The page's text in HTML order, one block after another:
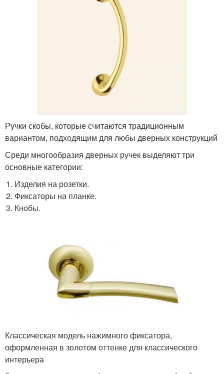
Ручки скобы, которые считаются традиционным
вариантом, подходящим для любы дверных конструкций
Среди многообразия дверных ручек выделяют три
основные категории:
Изделия на розетки.
Фиксаторы на планке.
Кнобы.
Классическая модель нажимного фиксатора,
оформленная в золотом оттенке для классического
интерьера